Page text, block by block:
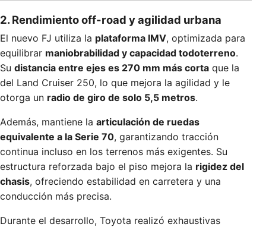
2. Rendimiento off-road y agilidad urbana
El nuevo FJ utiliza la plataforma IMV, optimizada para
equilibrar maniobrabilidad y capacidad todoterreno.
Su distancia entre ejes es 270 mm más corta que la
del Land Cruiser 250, lo que mejora la agilidad y le
otorga un radio de giro de solo 5,5 metros.
Además, mantiene la articulación de ruedas
equivalente a la Serie 70, garantizando tracción
continua incluso en los terrenos más exigentes. Su
estructura reforzada bajo el piso mejora la rigidez del
chasis, ofreciendo estabilidad en carretera y una
conducción más precisa.
Durante el desarrollo, Toyota realizó exhaustivas